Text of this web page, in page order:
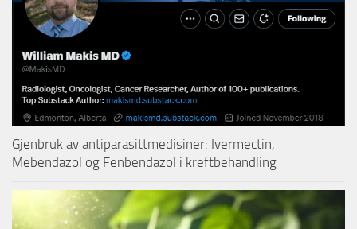
Gjenbruk av antiparasittmedisiner: Ivermectin,
Mebendazol og Fenbendazol i kreftbehandling